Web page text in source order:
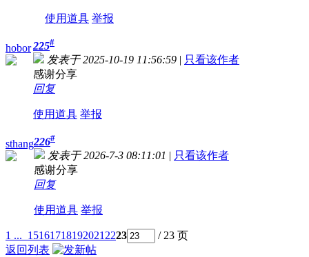
使用道具 举报
hobor225#
发表于 2025-10-19 11:56:59 | 只看该作者
感谢分享
回复
使用道具 举报
sthang226#
发表于 2026-7-3 08:11:01 | 只看该作者
感谢分享
回复
使用道具 举报
1 ... 15161718192021 2223
/ 23 页
返回列表